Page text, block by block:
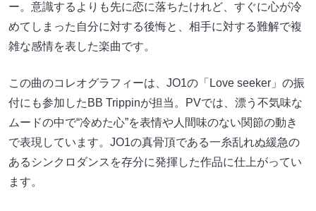
ー。意識するよりも先に恋に落ちたけれど、すぐに心が冷
めてしまった自分に対する後悔と、相手に対する難解で複
雑な感情を表した楽曲です。
この曲のコレオグラフィーは、JO1の「Love seeker」の振
付にも参加したBB Trippinが担当。PVでは、漂う不気味な
ムードの中で“冷めた心”を表情や人間味のない関節の動き
で表現しています。JO1の真骨頂である一糸乱れぬ緩急の
あるシンクロダンスを存分に発揮した作品に仕上がってい
ます。